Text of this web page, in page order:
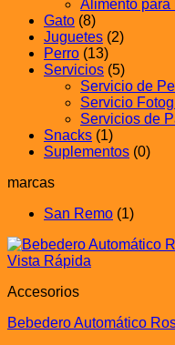
Alimento para
Gato (8)
Juguetes (2)
Perro (13)
Servicios (5)
Servicio de
Servicio
Servicios de
Snacks (1)
Suplementos (0)
marcas
San Remo (1)
Vista Rápida
Accesorios
Bebedero Automático